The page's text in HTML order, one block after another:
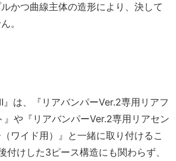
かつ曲線主体の造形により、決して
。
』は、『リアバンパーVer.2専用リアフ
』や『リアバンパーVer.2専用リアセン
ワイド用）』と一緒に取り付けるこ
付けした3ピース構造にも関わらず、